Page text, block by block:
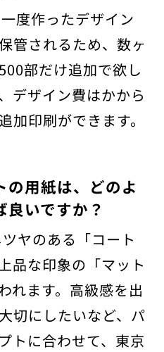
度作ったデザイン
管されるため、数ヶ
部だけ追加で欲し
デザイン費はかから
加印刷ができます。
用紙は、どのよ
良いですか？
ヤのある「コート
品な印象の「マット
れます。高級感を出
切にしたいなど、パ
トに合わせて、東京